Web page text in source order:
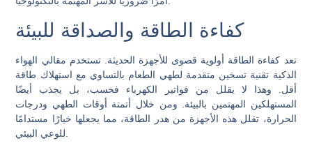
كفاءة الطاقة والصداقة للبيئة
تعد كفاءة الطاقة أولوية قصوى للأجهزة الحديثة. تستخدم مقالي الهواء
الذكية تقنية تسخين متقدمة لطهي الطعام بالتساوي مع استهلاك طاقة
أقل. وهذا لا يقلل من فواتير الكهرباء فحسب، بل يجذب أيضًا
المستهلكين المهتمين بالبيئة. ومن خلال أتمتة أوقات الطهي ودرجات
الحرارة، تقلل هذه الأجهزة من هدر الطاقة، مما يجعلها خيارًا مستدامًا